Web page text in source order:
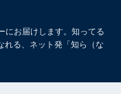
にお届けします。知ってる
れる、ネット発「知ら（な